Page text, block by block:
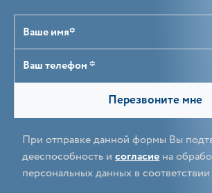
Перезвоните мне
При отправке данной формы Вы
дееспособность исогласиена
персональных данных в